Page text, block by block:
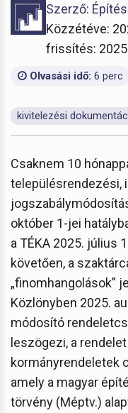
Szerző:
Közzétéve:
frissítés:
Olvasási idő: 6 perc
kivitelezési
Csaknem 10
településrendezési,
október 1-jei
a TÉKA 2025. július
követően, a
„finomhangolások”
Közlönyben 2025.
módosító
leszögezi, a
kormányrendeletek
amely a magyar
törvény (Méptv.)